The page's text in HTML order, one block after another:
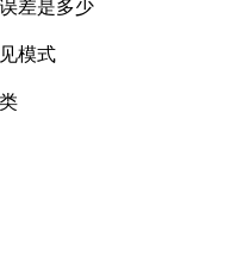
差是多少
模式